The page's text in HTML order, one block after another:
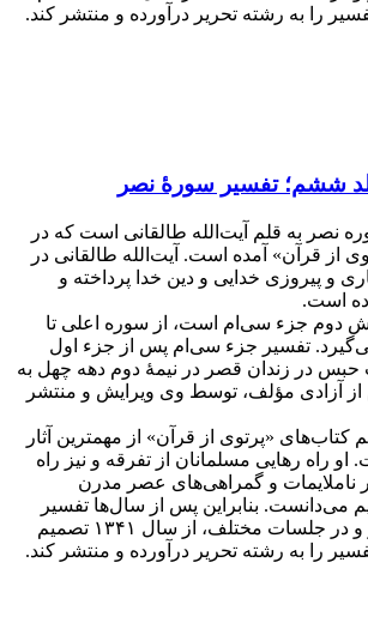
را به رشته تحریر درآورده و منتشر کند.
ششم؛ تفسیر سورۀ نصر
نصر به قلم آیت‌الله طالقانی است که در
از قرآن» آمده است. آیت‌الله طالقانی در
و پیروزی خدایی و دین خدا پرداخته و
است.
دوم جزء سی‌ام است، از سوره اعلی تا
تفسیر جزء سی‌ام پس از جزء اول
در زندان قصر در نیمۀ دوم دهه چهل به
آزادی مؤلف، توسط وی ویرایش و منتشر
کتاب‌های «پرتوی از قرآن» از مهمترین آثار
او راه رهایی مسلمانان از تفرقه و نیز راه
ناملایمات و گمراهی‌های عصر مدرن
می‌دانست. بنابراین پس از سال‌ها تفسیر
شفاهی قرآن بر منبر و در جلسات مختلف، از سال ۱۳۴۱ تصمیم
را به رشته تحریر درآورده و منتشر کند.